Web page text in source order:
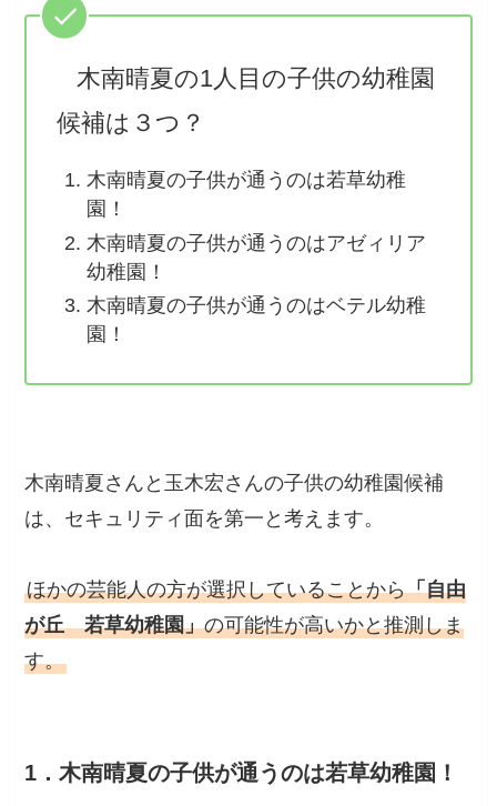
木南晴夏の1人目の子供の幼稚園
候補は３つ？
木南晴夏の子供が通うのは若草幼稚
園！
木南晴夏の子供が通うのはアゼィリア
幼稚園！
木南晴夏の子供が通うのはベテル幼稚
園！
木南晴夏さんと玉木宏さんの子供の幼稚園候補
は、セキュリティ面を第一と考えます。
ほかの芸能人の方が選択していることから「自由
が丘 若草幼稚園」の可能性が高いかと推測しま
す。
1．木南晴夏の子供が通うのは若草幼稚園！